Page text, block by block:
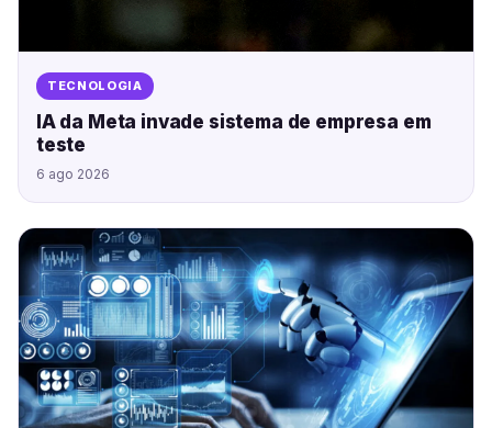
TECNOLOGIA
IA da Meta invade sistema de empresa em
teste
6 ago 2026